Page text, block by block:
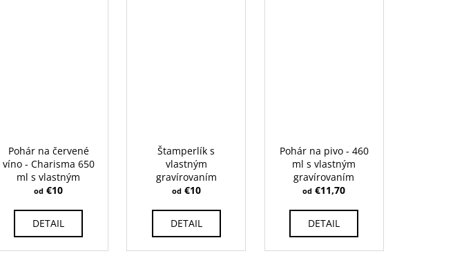
Pohár na červené
víno - Charisma 650
ml s vlastným
gravírovaním
od €10
DETAIL
Štamperlík s
vlastným
gravírovaním
od€10
DETAIL
Pohár na pivo - 460
ml s vlastným
gravírovaním
od €11,70
DETAIL